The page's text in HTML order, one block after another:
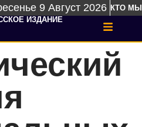
9 Август 2026 КТО МЫ
ИЗДАНИЕ